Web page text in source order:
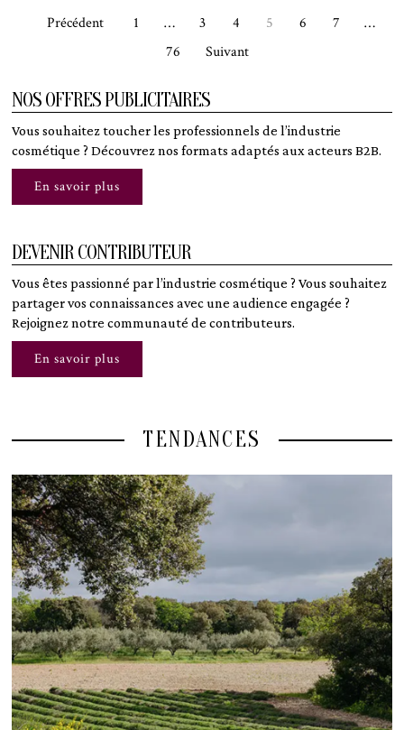
Précédent
1 … 3 4 5 6 7
…
76
Suivant
NOS OFFRES PUBLICITAIRES
Vous souhaitez toucher les professionnels de l’industrie
cosmétique ? Découvrez nos formats adaptés aux acteurs B2B.
En savoir plus
DEVENIR CONTRIBUTEUR
Vous êtes passionné par l’industrie cosmétique ? Vous souhaitez
partager vos connaissances avec une audience engagée ?
Rejoignez notre communauté de contributeurs.
En savoir plus
TENDANCES